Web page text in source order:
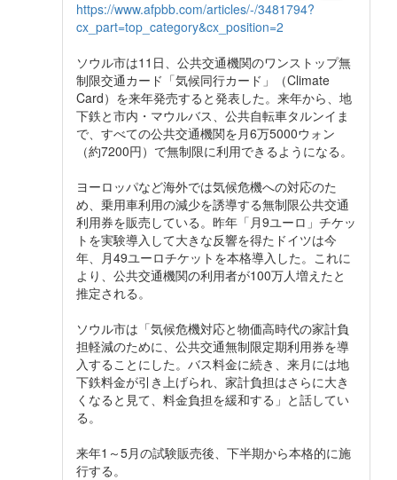
https://www.afpbb.com/articles/-/3481794?
cx_part=top_category&cx_position=2
ソウル市は11日、公共交通機関のワンストップ無
制限交通カード「気候同行カード」（Climate
Card）を来年発売すると発表した。来年から、地
下鉄と市内・マウルバス、公共自転車タルンイま
で、すべての公共交通機関を月6万5000ウォン
（約7200円）で無制限に利用できるようになる。
ヨーロッパなど海外では気候危機への対応のた
め、乗用車利用の減少を誘導する無制限公共交通
利用券を販売している。昨年「月9ユーロ」チケッ
トを実験導入して大きな反響を得たドイツは今
年、月49ユーロチケットを本格導入した。これに
より、公共交通機関の利用者が100万人増えたと
推定される。
ソウル市は「気候危機対応と物価高時代の家計負
担軽減のために、公共交通無制限定期利用券を導
入することにした。バス料金に続き、来月には地
下鉄料金が引き上げられ、家計負担はさらに大き
くなると見て、料金負担を緩和する」と話してい
る。
来年1～5月の試験販売後、下半期から本格的に施
行する。